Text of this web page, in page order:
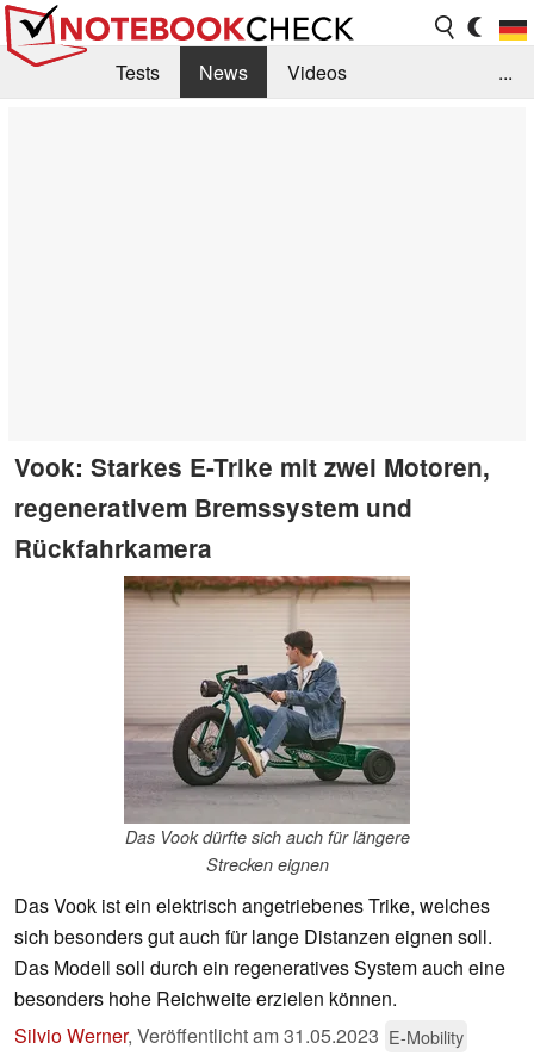
Tests News
Videos
...
Vook: Starkes E-Trike mit zwei Motoren,
regenerativem Bremssystem und
Rückfahrkamera
Das Vook dürfte sich auch für längere
Strecken eignen
Das Vook ist ein elektrisch angetriebenes Trike, welches
sich besonders gut auch für lange Distanzen eignen soll.
Das Modell soll durch ein regeneratives System auch eine
besonders hohe Reichweite erzielen können.
Silvio Werner, Veröffentlicht am31.05.2023 E-Mobility